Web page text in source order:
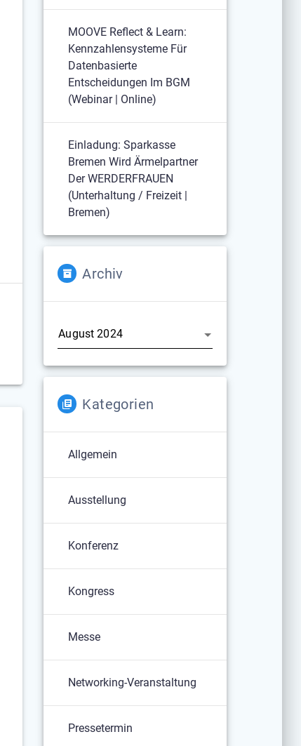
MOOVE Reflect & Learn:
Kennzahlensysteme Für
Datenbasierte
Entscheidungen Im BGM
(Webinar | Online)
Einladung: Sparkasse
Bremen Wird Ärmelpartner
Der WERDERFRAUEN
(Unterhaltung / Freizeit |
Bremen)
Archiv
Kategorien
Allgemein
Ausstellung
Konferenz
Kongress
Messe
Networking-Veranstaltung
Pressetermin